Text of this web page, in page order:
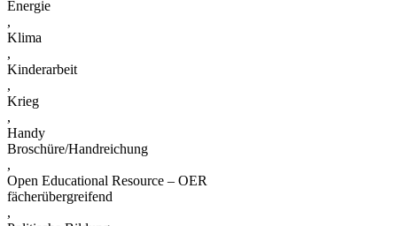
Energie
,
Klima
,
Kinderarbeit
,
Krieg
,
Handy
Broschüre/Handreichung
,
Open Educational Resource – OER
fächerübergreifend
,